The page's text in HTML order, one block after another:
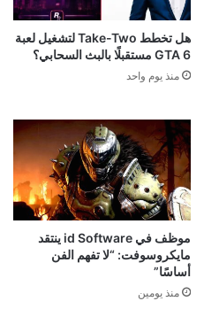
هل تخطط Take-Two لتشغيل لعبة
GTA 6 مستقبلًا بالبث السحابي؟
منذ يوم واحد
موظف في id Software ينتقد
مايكروسوفت: “لا تفهم الفن
أساسًا”
منذ يومين